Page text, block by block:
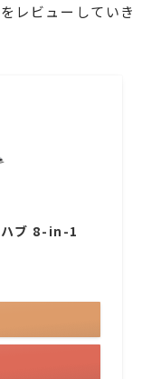
レビューしていき
ブ 8-in-1